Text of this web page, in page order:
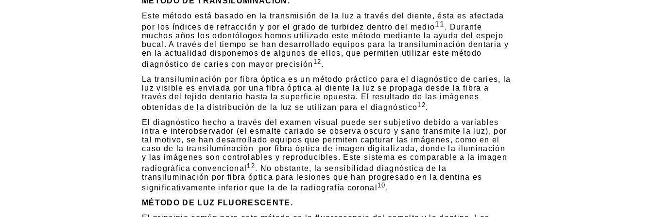
Este método está basado en la transmisión de la luz a través del diente, ésta es afectada
por los índices de refracción y por el grado de turbidez dentro del medio11. Durante
muchos años los odontólogos hemos utilizado este método mediante la ayuda del espejo
bucal. A través del tiempo se han desarrollado equipos para la transiluminación dentaria y
en la actualidad disponemos de algunos de ellos, que permiten utilizar este método
diagnóstico de caries con mayor precisión 12.
La transiluminación por fibra óptica es un método práctico para el diagnóstico de caries, la
luz visible es enviada por una fibra óptica al diente la luz se propaga desde la fibra a
través del tejido dentario hasta la superficie opuesta. El resultado de las imágenes
obtenidas de la distribución de la luz se utilizan para el diagnóstico12.
El diagnóstico hecho a través del examen visual puede ser subjetivo debido a variables
intra e interobservador (el esmalte cariado se observa oscuro y sano transmite la luz), por
tal motivo, se han desarrollado equipos que permiten capturar las imágenes, como en el
caso de la transiluminación
por fibra óptica de imagen digitalizada, donde la iluminación
y las imágenes son controlables y reproducibles. Este sistema es comparable a la imagen
radiográfica convencional 12. No obstante, la sensibilidad diagnóstica de la
transiluminación por fibra óptica para lesiones que han progresado en la dentina es
significativamente inferior que la de la radiografía coronal 10 .
MÉTODO DE LUZ FLUORESCENTE.